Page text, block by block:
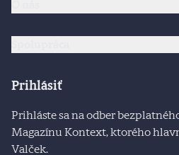
Prihlásiť
Prihláste sa na odber
Magazínu Kontext, ktorého
Valček.